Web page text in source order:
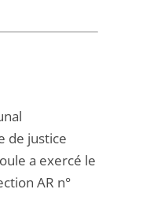
de justice
a exercé le
AR n°